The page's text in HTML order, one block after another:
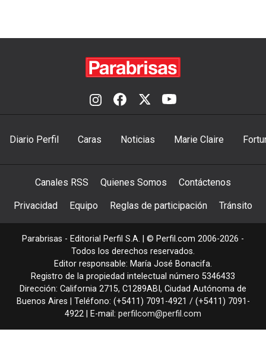
Diario Perfil Caras Noticias Marie Claire
Canales RSS Quienes Somos Contáctenos
Privacidad Equipo Reglas de participación Tránsito
Parabrisas - Editorial Perfil S.A. | © Perfil.com 2006-2026 -
Todos los derechos reservados.
Editor responsable: María José Bonacifa.
Registro de la propiedad intelectual número 5346433
Dirección: California 2715, C1289ABI , Ciudad Autónoma de
Buenos Aires | Teléfono: (+5411) 7091-4921 / (+5411) 7091-
4922 | E-mail: perfilcom@perfil.com